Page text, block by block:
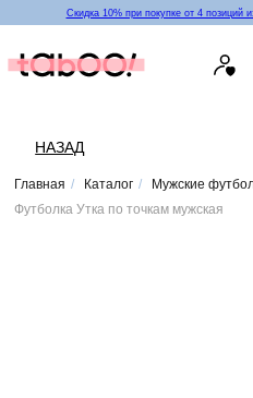
Скидка 10% при покупке от 4 позиций
Главная / Каталог / Мужские
Футболка Утка по точкам мужская